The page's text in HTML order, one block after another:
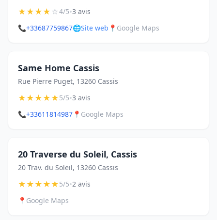
★★★★☆4/5•3 avis
📞+33687759867🌐Site web 📍 Google Maps
Same Home Cassis
Rue Pierre Puget, 13260 Cassis
★★★★★5/5•3 avis
📞+33611814987 📍 Google Maps
20 Traverse du Soleil, Cassis
20 Trav. du Soleil, 13260 Cassis
★★★★★5/5•2 avis
📍 Google Maps